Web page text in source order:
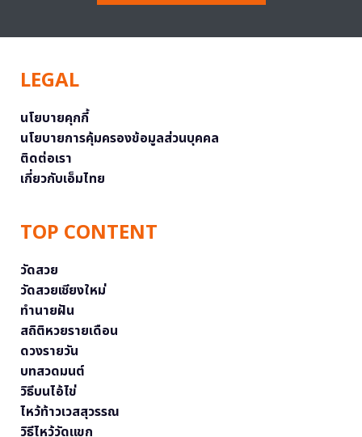
LEGAL
นโยบายคุกกี้
นโยบายการคุ้มครองข้อมูลส่วนบุคคล
ติดต่อเรา
เกี่ยวกับเอ็มไทย
TOP CONTENT
วัดสวย
วัดสวยเชียงใหม่
ทำนายฝัน
สถิติหวยรายเดือน
ดวงรายวัน
บทสวดมนต์
วิธีบนไอ้ไข่
ไหว้ท้าวเวสสุวรรณ
วิธีไหว้วัดแขก